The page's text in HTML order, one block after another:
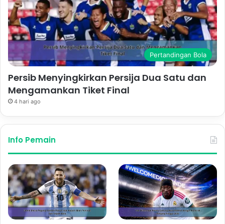
Pertandingan Bola
Persib Menyingkirkan Persija Dua Satu dan
Mengamankan Tiket Final
4 hari ago
Info Pemain